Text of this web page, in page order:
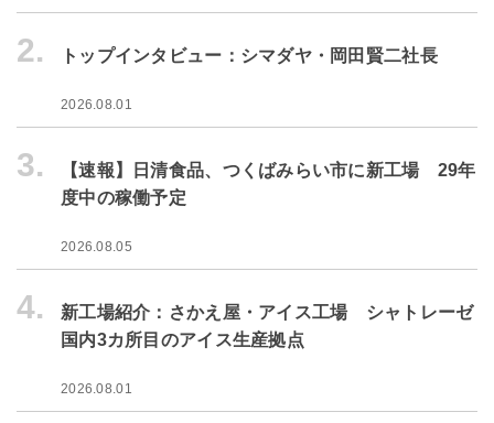
2. トップインタビュー：シマダヤ・岡田賢二社長
2026.08.01
3.
【速報】日清食品、つくばみらい市に新工場 29年
度中の稼働予定
2026.08.05
4.
新工場紹介：さかえ屋・アイス工場 シャトレーゼ
国内3カ所目のアイス生産拠点
2026.08.01